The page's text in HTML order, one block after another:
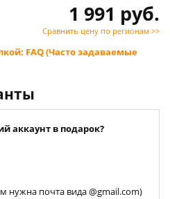
1 991 руб.
Сравнить цену по регионам >>
FAQ (Часто задаваемые
аккаунт в подарок?
нужна почта вида @gmail.com)